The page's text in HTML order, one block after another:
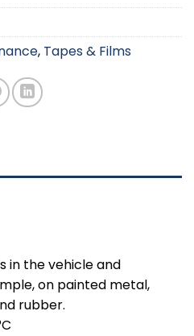
, Tapes & Films
in the vehicle and
on painted metal,
rubber.